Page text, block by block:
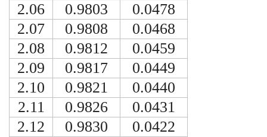
2.06
0.9803
0.0478
2.07
0.9808
0.0468
2.08
0.9812
0.0459
2.09
0.9817
0.0449
2.10
0.9821
0.0440
2.11
0.9826
0.0431
2.12
0.9830
0.0422